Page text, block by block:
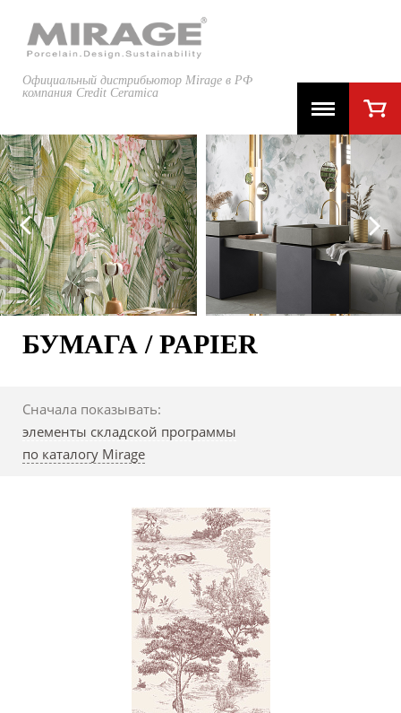
Официальный дистрибьютор Mirage в РФ
компания Credit Ceramica
БУМАГА / PAPIER
Сначала показывать:
элементы складской программы
по каталогу Mirage